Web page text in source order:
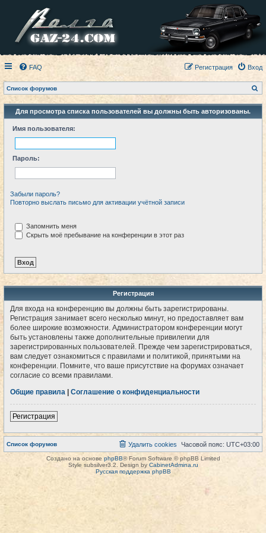
FAQ Вход
Регистрация
Список форумов
о
с
Для просмотра списка пользователей вы должны быть авторизованы.
Имя пользователя:
Пароль:
Забыли пароль?
Повторно выслать письмо для активации учётной записи
Запомнить меня
Скрыть моё пребывание на конференции в этот раз
Регистрация
Для входа на конференцию вы должны быть зарегистрированы.
Регистрация занимает всего несколько минут, но предоставляет вам
более широкие возможности. Администратором конференции могут
быть установлены также дополнительные привилегии для
зарегистрированных пользователей. Прежде чем зарегистрироваться,
вам следует ознакомиться с правилами и политикой, принятыми на
конференции. Помните, что ваше присутствие на форумах означает
согласие со всеми правилами.
Общие правила
Соглашение о конфиденциальности
Регистрация
Список форумов Часовой пояс: UTC+03:00
Удалить cookies
Создано на основе phpBB® Forum Software © phpBB Limited
Style subsilver3.2. Design by CabinetAdmina.ru
Русская поддержка phpBB